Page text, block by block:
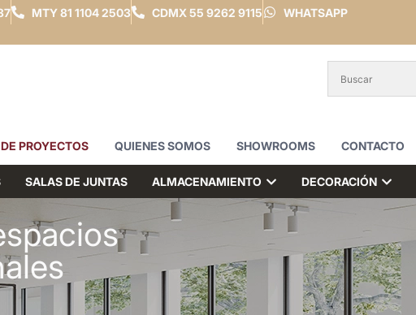
MTY81 1104 2503 CDMX 55 9262 9115 WHATSAPP
PROYECTOS QUIENES SOMOS SHOWROOMS CONTACTO
SALAS DE JUNTAS ALMACENAMIENTO DECORACIÓN